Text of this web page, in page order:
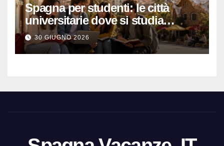
Spagna per studenti: le città
universitarie dove si studia
meglio e con una buona vita
notturna
30 GIUGNO 2026